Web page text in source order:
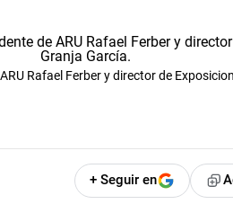
Rafael Ferber y director de
+ Seguir en